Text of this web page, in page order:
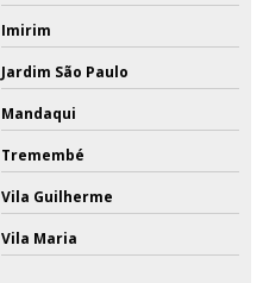
Imirim
Jardim São Paulo
Mandaqui
Tremembé
Vila Guilherme
Vila Maria